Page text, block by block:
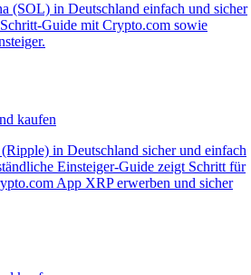
(SOL) in Deutschland einfach und sicher
Guide mit Crypto.com sowie
kaufen
in Deutschland sicher und einfach
Einsteiger-Guide zeigt Schritt für
App XRP erwerben und sicher